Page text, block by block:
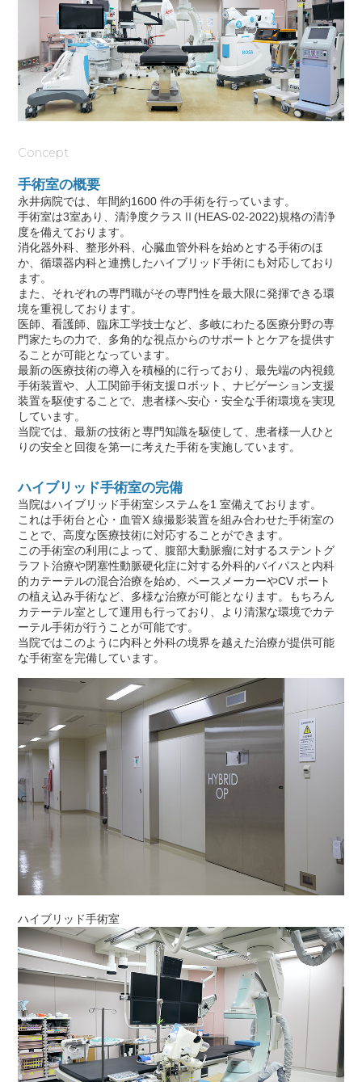
Concept
手術室の概要
永井病院では、年間約1600 件の手術を行っています。
手術室は3室あり、清浄度クラスⅡ(HEAS-02-2022)規格の清浄
度を備えております。
消化器外科、整形外科、心臓血管外科を始めとする手術のほ
か、循環器内科と連携したハイブリッド手術にも対応しており
ます。
また、それぞれの専門職がその専門性を最大限に発揮できる環
境を重視しております。
医師、看護師、臨床工学技士など、多岐にわたる医療分野の専
門家たちの力で、多角的な視点からのサポートとケアを提供す
ることが可能となっています。
最新の医療技術の導入を積極的に行っており、最先端の内視鏡
手術装置や、人工関節手術支援ロボット、ナビゲーション支援
装置を駆使することで、患者様へ安心・安全な手術環境を実現
しています。
当院では、最新の技術と専門知識を駆使して、患者様一人ひと
りの安全と回復を第一に考えた手術を実施しています。
ハイブリッド手術室の完備
当院はハイブリッド手術室システムを1 室備えております。
これは手術台と心・血管X 線撮影装置を組み合わせた手術室の
ことで、高度な医療技術に対応することができます。
この手術室の利用によって、腹部大動脈瘤に対するステントグ
ラフト治療や閉塞性動脈硬化症に対する外科的バイパスと内科
的カテーテルの混合治療を始め、ペースメーカーやCV ポート
の植え込み手術など、多様な治療が可能となります。もちろん
カテーテル室として運用も行っており、より清潔な環境でカテ
ーテル手術が行うことが可能です。
当院ではこのように内科と外科の境界を越えた治療が提供可能
な手術室を完備しています。
ハイブリッド手術室